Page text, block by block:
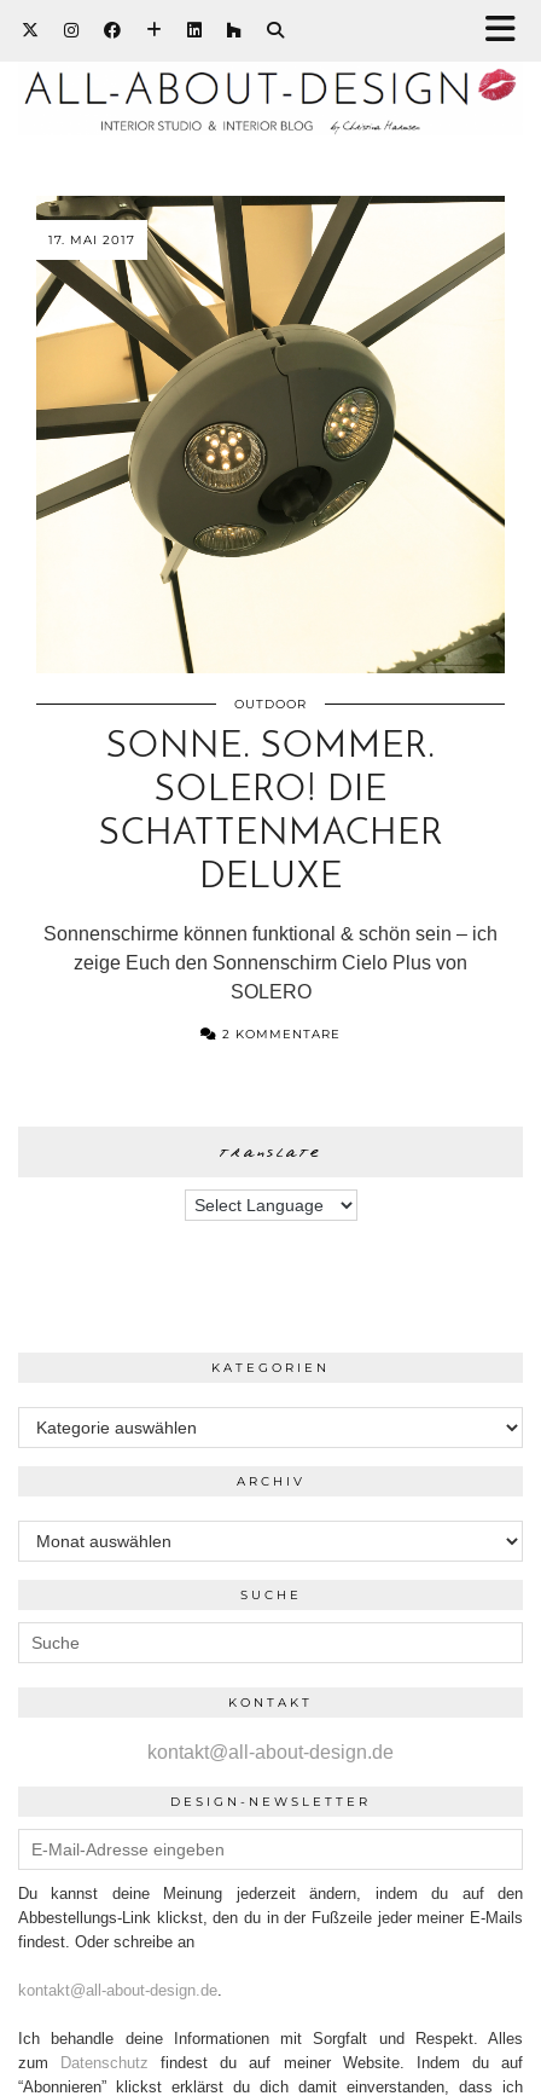
17. MAI 2017
OUTDOOR
SONNE. SOMMER.
SOLERO! DIE
SCHATTENMACHER
DELUXE
Sonnenschirme können funktional & schön sein – ich
zeige Euch den Sonnenschirm Cielo Plus von
SOLERO
2 KOMMENTARE
translate
KATEGORIEN
Kategorien
ARCHIV
Archiv
SUCHE
KONTAKT
kontakt@all-about-design.de
DESIGN-NEWSLETTER
Du kannst deine Meinung jederzeit ändern, indem du auf den
Abbestellungs-Link klickst, den du in der Fußzeile jeder meiner E-Mails
findest. Oder schreibe an
kontakt@all-about-design.de.
Ich behandle deine Informationen mit Sorgfalt und Respekt. Alles
zum
Datenschutz findest du auf meiner Website. Indem du auf
“Abonnieren” klickst erklärst du dich damit einverstanden, dass ich